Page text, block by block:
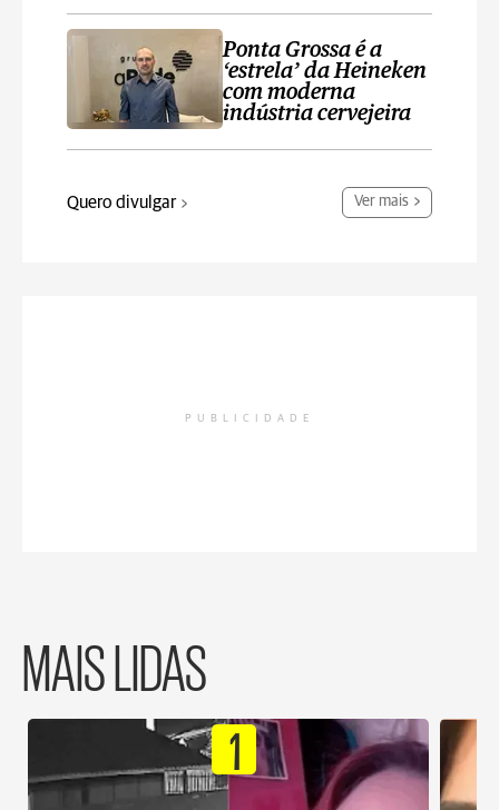
Ponta Grossa é a
‘estrela’ da Heineken
com moderna
indústria cervejeira
Quero divulgar Ver mais
PUBLICIDADE
MAIS LIDAS
1